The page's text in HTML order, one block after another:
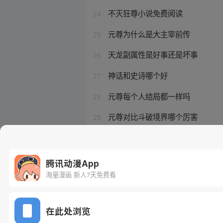
24 不灭狂尊小说免费阅读
25 元尊为什么是大主宰前传
26 天龙副属性是好事还是坏事
27 神话和史诗哪个好
28 元尊每个人结局都一样吗
29 元尊对比斗破境界哪个厉害
腾讯动漫App
海量漫画 新人7天免费看
在此处浏览